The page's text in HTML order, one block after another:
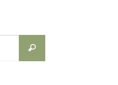
Recherche